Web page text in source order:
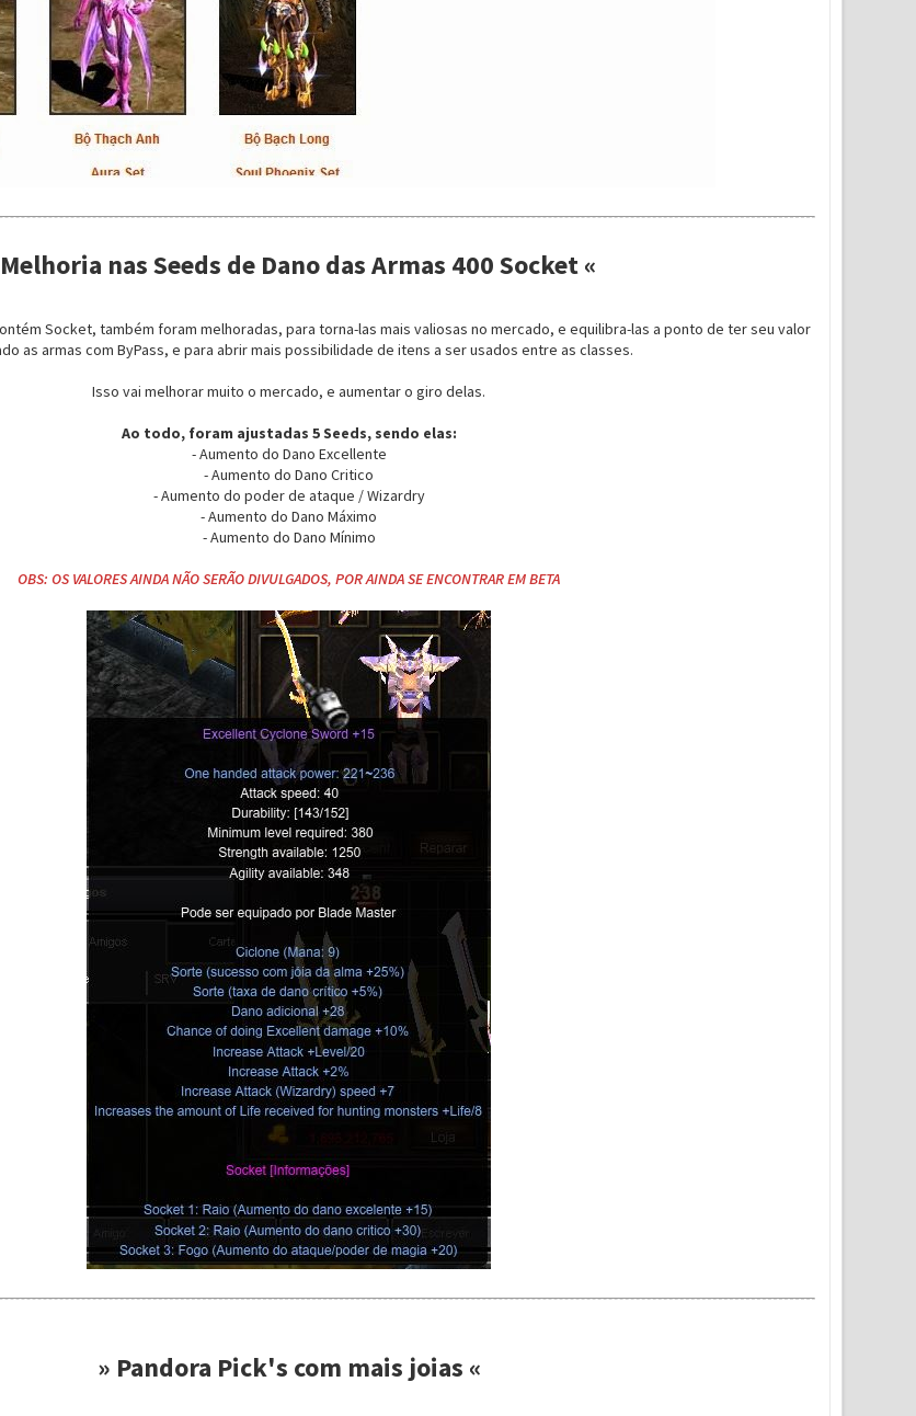
nas Seeds de Dano das Armas 400 Socket «
Socket, também foram melhoradas, para torna-las mais valiosas no mercado, e equilibra-las a ponto de ter seu valor
as armas com ByPass, e para abrir mais possibilidade de itens a ser usados entre as classes.
Isso vai melhorar muito o mercado, e aumentar o giro delas.
Ao todo, foram ajustadas 5 Seeds, sendo elas:
- Aumento do Dano Excellente
- Aumento do Dano Critico
- Aumento do poder de ataque / Wizardry
- Aumento do Dano Máximo
- Aumento do Dano Mínimo
OBS: OS VALORES AINDA NÃO SERÃO DIVULGADOS, POR AINDA SE ENCONTRAR EM BETA
» Pandora Pick's com mais joias «